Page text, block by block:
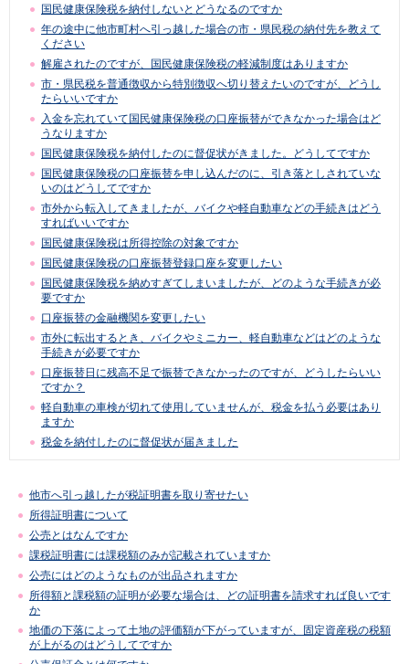
国民健康保険税を納付しないとどうなるのですか
年の途中に他市町村へ引っ越した場合の市・県民税の納付先を教えて
ください
解雇されたのですが、国民健康保険税の軽減制度はありますか
市・県民税を普通徴収から特別徴収へ切り替えたいのですが、どうし
たらいいですか
入金を忘れていて国民健康保険税の口座振替ができなかった場合はど
うなりますか
国民健康保険税を納付したのに督促状がきました。どうしてですか
国民健康保険税の口座振替を申し込んだのに、引き落としされていな
いのはどうしてですか
市外から転入してきましたが、バイクや軽自動車などの手続きはどう
すればいいですか
国民健康保険税は所得控除の対象ですか
国民健康保険税の口座振替登録口座を変更したい
国民健康保険税を納めすぎてしまいましたが、どのような手続きが必
要ですか
口座振替の金融機関を変更したい
市外に転出するとき、バイクやミニカー、軽自動車などはどのような
手続きが必要ですか
口座振替日に残高不足で振替できなかったのですが、どうしたらいい
ですか？
軽自動車の車検が切れて使用していませんが、税金を払う必要はあり
ますか
税金を納付したのに督促状が届きました
他市へ引っ越したが税証明書を取り寄せたい
所得証明書について
公売とはなんですか
課税証明書には課税額のみが記載されていますか
公売にはどのようなものが出品されますか
所得額と課税額の証明が必要な場合は、どの証明書を請求すれば良いです
か
地価の下落によって土地の評価額が下がっていますが、固定資産税の税額
が上がるのはどうしてですか